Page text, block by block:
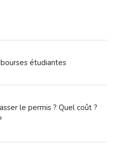
étudiantes
le permis ? Quel coût ?